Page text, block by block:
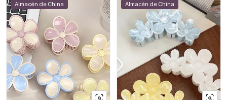
Almacén de China Almacén de China